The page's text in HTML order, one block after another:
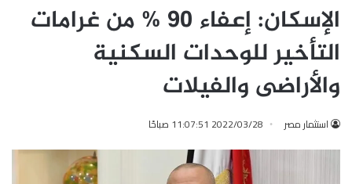
الإسكان: إعفاء 90 % من غرامات
التأخير للوحدات السكنية
والأراضى والفيلات
استثمار مصر 2022/03/28 11:07:51 صباحًا